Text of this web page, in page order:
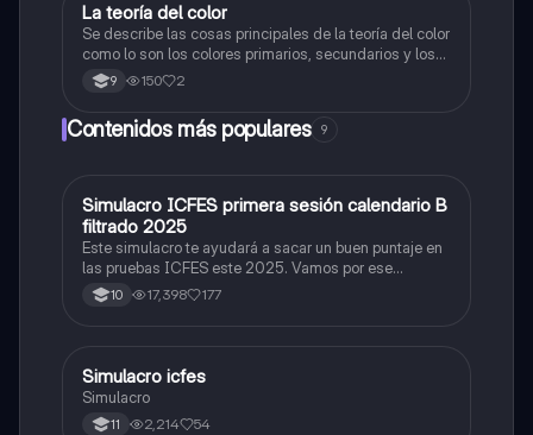
Artes
La teoría del color
Se describe las cosas principales de la teoría del color
como lo son los colores primarios, secundarios y los
colores cálidos y fríos es un resumen y sus ejemplos
9 150 2
Contenidos más populares 9
ICFES: Matemáticas
Simulacro ICFES primera sesión calendario B
filtrado 2025
Este simulacro te ayudará a sacar un buen puntaje en
las pruebas ICFES este 2025. Vamos por ese
500/500. Y poder ser admitido en la universidad que
quieras, estudiar la carrera que quieres y no la que te
10 17,398 177
ICFES: Lectura Crítica
Simulacro icfes
Simulacro
11 2,214 54